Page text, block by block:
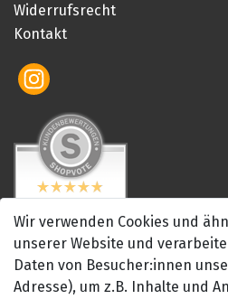
Widerrufsrecht
Kontakt
SEHR GUT
4.89 / 5
bei: amazon.de,
Wir verwenden Cookies und
unserer Website und
Daten von Besucher:innen
Adresse), um z.B. Inhalte und